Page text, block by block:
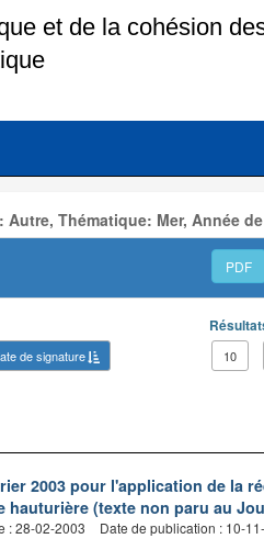
Thématique: Mer, Année
PDF
de signature
10
2003 pour l'application de la
hauturière (texte non paru au
: 28-02-2003 Date de publication : 10-